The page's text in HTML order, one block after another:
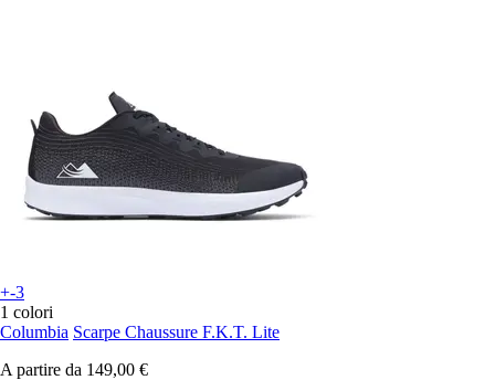
+-3
1 colori
Columbia Scarpe Chaussure F.K.T. Lite
A partire da 149,00 €